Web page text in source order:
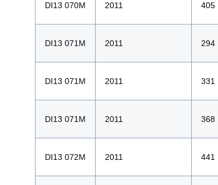
DI13 070M 2011 405
DI13 071M 2011 294
DI13 071M 2011 331
DI13 071M 2011 368
DI13 072M 2011 441